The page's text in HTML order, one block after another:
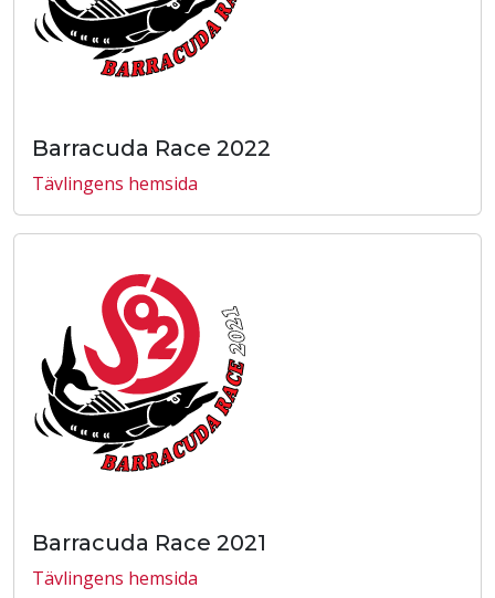
Barracuda Race 2022
Tävlingens hemsida
Barracuda Race 2021
Tävlingens hemsida